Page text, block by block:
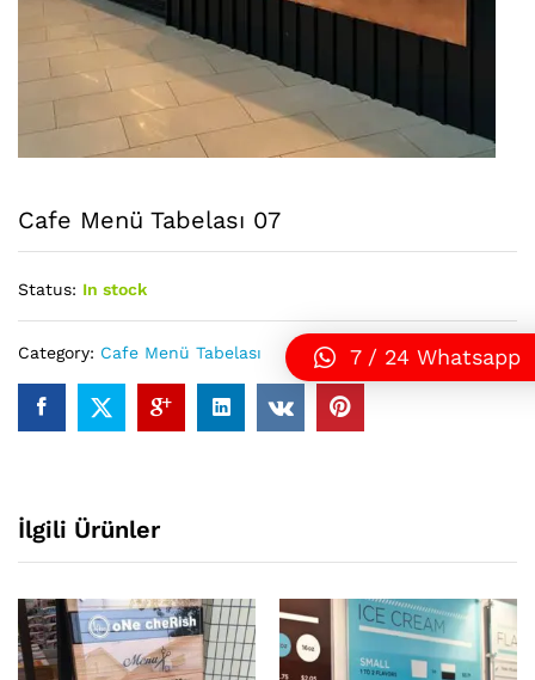
Cafe Menü Tabelası 07
Status: In stock
Category: Cafe Menü Tabelası
İlgili Ürünler
7 / 24 Whatsapp